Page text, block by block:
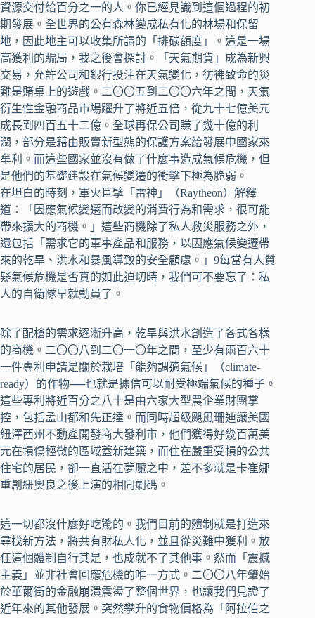
資源交付給百分之一的人。你已經見識到這個過程的初
期發展。全世界的公有森林變成私有化的林場和保留
地，因此地主可以收集所謂的「排碳額度」。這是一場
高獲利的騙局，我之後會探討。「天氣期貨」成為新興
交易，允許公司和銀行投注在天氣變化，彷彿致命的災
難是賭桌上的遊戲。二〇〇五到二〇〇六年之間，天氣
衍生性金融商品市場躍升了將近五倍，從九十七億美元
成長到四百五十二億。全球再保公司賺了幾十億的利
潤，部分是藉由販賣新型態的保護方案給發展中國家來
牟利。而這些國家並沒有做了什麼事造成氣候危機，但
是他們的基礎建設在氣候變遷的衝擊下極為脆弱。
在坦白的時刻，軍火巨擘「雷神」（Raytheon）解釋
道：「因應氣候變遷而改變的消費行為和需求，很可能
帶來擴大的商機。」這些商機除了私人救災服務之外，
還包括「需求它的軍事產品和服務，以因應氣候變遷帶
來的乾旱、洪水和暴風導致的安全顧慮。」9每當有人質
疑氣候危機是否真的如此迫切時，我們可不要忘了：私
人的自衛隊早就動員了。
除了配槍的需求逐漸升高，乾旱與洪水創造了各式各樣
的商機。二〇〇八到二〇一〇年之間，至少有兩百六十
一件專利申請是關於栽培「能夠調適氣候」（climate-
ready）的作物──也就是據信可以耐受極端氣候的種子。
這些專利將近百分之八十是由六家大型農企業財團掌
控，包括孟山都和先正達。而同時超級颶風珊迪讓美國
紐澤西州不動產開發商大發利市，他們獲得好幾百萬美
元在損傷輕微的區域蓋新建築，而住在嚴重受損的公共
住宅的居民，卻一直活在夢魘之中，差不多就是卡崔娜
重創紐奧良之後上演的相同劇碼。
這一切都沒什麼好吃驚的。我們目前的體制就是打造來
尋找新方法，將共有財私人化，並且從災難中獲利。放
任這個體制自行其是，也成就不了其他事。然而「震撼
主義」並非社會回應危機的唯一方式。二〇〇八年肇始
於華爾街的金融崩潰震盪了整個世界，也讓我們見證了
近年來的其他發展。突然攀升的食物價格為「阿拉伯之